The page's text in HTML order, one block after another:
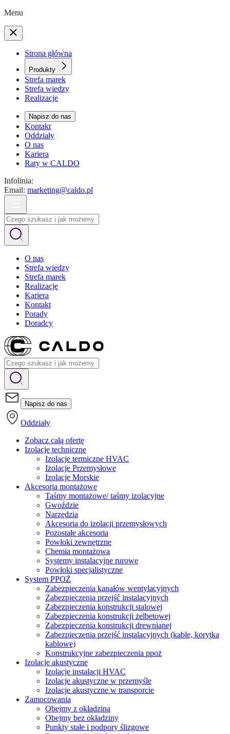
Menu
Strona główna
Produkty
Strefa marek
Strefa wiedzy
Realizacje
Napisz do nas
Kontakt
Oddziały
O nas
Kariera
Raty w CALDO
Infolinia:
Email: marketing@caldo.pl
O nas
Strefa wiedzy
Strefa marek
Realizacje
Kariera
Kontakt
Porady
Doradcy
Napisz do nas
Oddziały
Zobacz całą ofertę
Izolacje techniczne
Izolacje termiczne HVAC
Izolacje Przemysłowe
Izolacje Morskie
Akcesoria montażowe
Taśmy montażowe/ taśmy izolacyjne
Gwoździe
Narzędzia
Akcesoria do izolacji przemysłowych
Pozostałe akcesoria
Powłoki zewnętrzne
Chemia montażowa
Systemy instalacyjne rurowe
Powłoki specjalistyczne
System PPOŻ
Zabezpieczenia kanałów wentylacyjnych
Zabezpieczenia przejść instalacyjnych
Zabezpieczenia konstrukcji stalowej
Zabezpieczenia konstrukcji żelbetowej
Zabezpieczenia konstrukcji drewnianej
Zabezpieczenia przejść instalacyjnych (kable, korytka
kablowe)
Konstrukcyjne zabezpieczenia ppoż
Izolacje akustyczne
Izolacje instalacji HVAC
Izolacje akustyczne w przemyśle
Izolacje akustyczne w transporcie
Zamocowania
Obejmy z okładziną
Obejmy bez okładziny
Punkty stałe i podpory ślizgowe